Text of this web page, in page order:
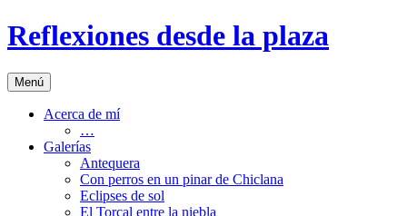
Saltar
al
Reflexiones desde la plaza
Menú
Acerca de mí
…
Galerías
Antequera
Con perros en un pinar de Chiclana
Eclipses de sol
El Torcal entre la niebla